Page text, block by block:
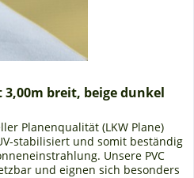
3,00m breit, beige dunkel
Planenqualität (LKW Plane)
stabilisiert und somit beständig
Unsere PVC
und eignen sich besonders